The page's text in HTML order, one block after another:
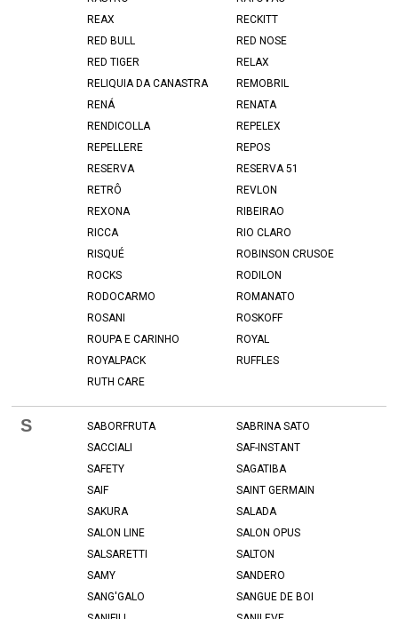
REAX
RECKITT
RED BULL
RED NOSE
RED TIGER
RELAX
RELIQUIA DA CANASTRA
REMOBRIL
RENÁ
RENATA
RENDICOLLA
REPELEX
REPELLERE
REPOS
RESERVA
RESERVA 51
RETRÔ
REVLON
REXONA
RIBEIRAO
RICCA
RIO CLARO
RISQUÉ
ROBINSON CRUSOE
ROCKS
RODILON
RODOCARMO
ROMANATO
ROSANI
ROSKOFF
ROUPA E CARINHO
ROYAL
ROYALPACK
RUFFLES
RUTH CARE
S SABORFRUTA
SABRINA SATO
SACCIALI
SAF-INSTANT
SAFETY
SAGATIBA
SAIF
SAINT GERMAIN
SAKURA
SALADA
SALON LINE
SALON OPUS
SALSARETTI
SALTON
SAMY
SANDERO
SANG'GALO
SANGUE DE BOI